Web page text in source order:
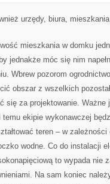
urzędy, biura,
mieszkania w domku
jednakże móc się nim
Wbrew pozorom
obszar z wszelkich
się za projektowanie. Ważne
temu ekipie wykonawczej
teren – w
wodne. Co do instalacji
to wypada nie
Na sam koniec